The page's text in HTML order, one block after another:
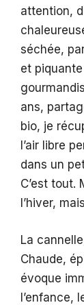
attention,
séchée,
et
ans,
bio, je
l’air libre
dans un
C’est tout.
l’hiver,
La
Chaude,
évoque
l’enfance,